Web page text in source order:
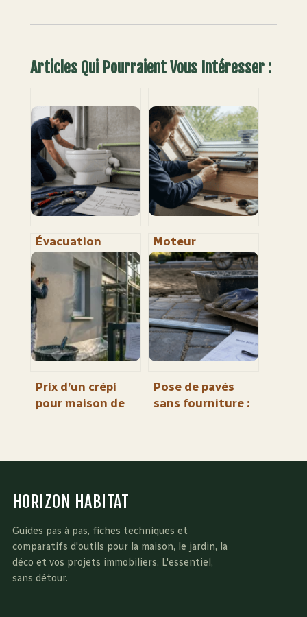
Articles Qui Pourraient Vous Intéresser :
Évacuation
sanibroyeur : 1%
de pente et 32
mm pour éviter
les bouchons
Moteur
électrique pour
Velux : comment
éviter l’erreur de
référence qui
bloque votre
installation
Prix d’un crépi
pour maison de
Pose de pavés
sans fourniture :
HORIZON HABITAT
Guides pas à pas, fiches techniques et
comparatifs d'outils pour la maison, le jardin, la
déco et vos projets immobiliers. L'essentiel,
sans détour.